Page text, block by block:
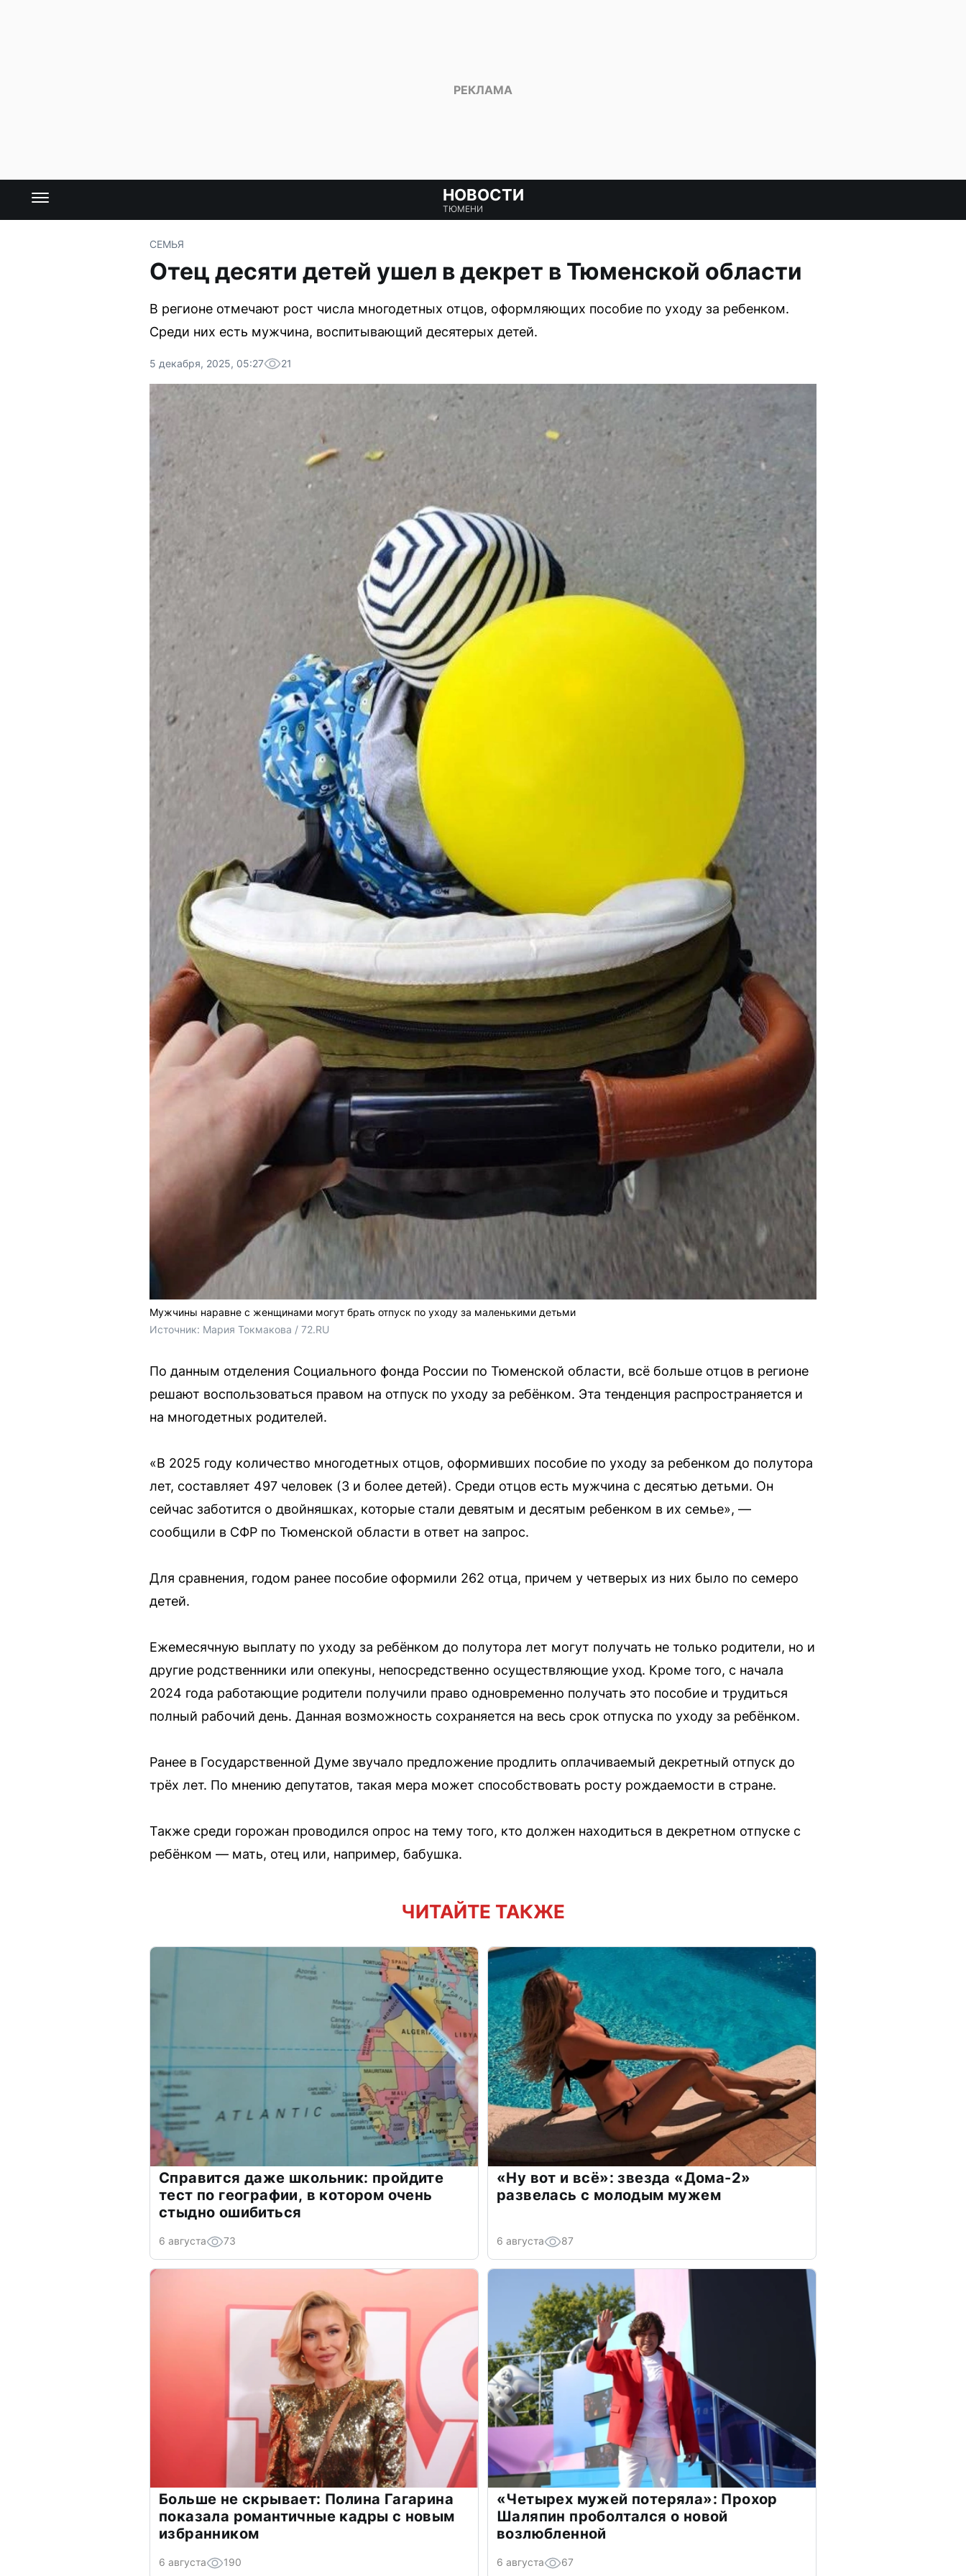
НОВОСТИ
ТЮМЕНИ
СЕМЬЯ
Отец десяти детей ушел в декрет в Тюменской области
В регионе отмечают рост числа многодетных отцов, оформляющих пособие по уходу за ребенком.
Среди них есть мужчина, воспитывающий десятерых детей.
5 декабря, 2025, 05:27 21
Мужчины наравне с женщинами могут брать отпуск по уходу за маленькими детьми
Источник: Мария Токмакова / 72.RU
По данным отделения Социального фонда России по Тюменской области, всё больше отцов в регионе
решают воспользоваться правом на отпуск по уходу за ребёнком. Эта тенденция распространяется и
на многодетных родителей.
«В 2025 году количество многодетных отцов, оформивших пособие по уходу за ребенком до полутора
лет, составляет 497 человек (3 и более детей). Среди отцов есть мужчина с десятью детьми. Он
сейчас заботится о двойняшках, которые стали девятым и десятым ребенком в их семье», —
сообщили в СФР по Тюменской области в ответ на запрос.
Для сравнения, годом ранее пособие оформили 262 отца, причем у четверых из них было по семеро
детей.
Ежемесячную выплату по уходу за ребёнком до полутора лет могут получать не только родители, но и
другие родственники или опекуны, непосредственно осуществляющие уход. Кроме того, с начала
2024 года работающие родители получили право одновременно получать это пособие и трудиться
полный рабочий день. Данная возможность сохраняется на весь срок отпуска по уходу за ребёнком.
Ранее в Государственной Думе звучало предложение продлить оплачиваемый декретный отпуск до
трёх лет. По мнению депутатов, такая мера может способствовать росту рождаемости в стране.
Также среди горожан проводился опрос на тему того, кто должен находиться в декретном отпуске с
ребёнком — мать, отец или, например, бабушка.
ЧИТАЙТЕ ТАКЖЕ
Справится даже школьник: пройдите
тест по географии, в котором очень
стыдно ошибиться
6 августа 73
«Ну вот и всё»: звезда «Дома-2»
развелась с молодым мужем
6 августа 87
Больше не скрывает: Полина Гагарина
показала романтичные кадры с новым
избранником
6 августа 190
«Четырех мужей потеряла»: Прохор
Шаляпин проболтался о новой
возлюбленной
6 августа 67